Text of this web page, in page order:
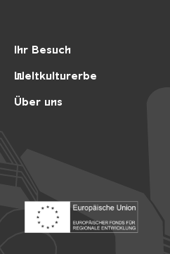
Ihr Besuch
Weltkulturerbe
Über uns